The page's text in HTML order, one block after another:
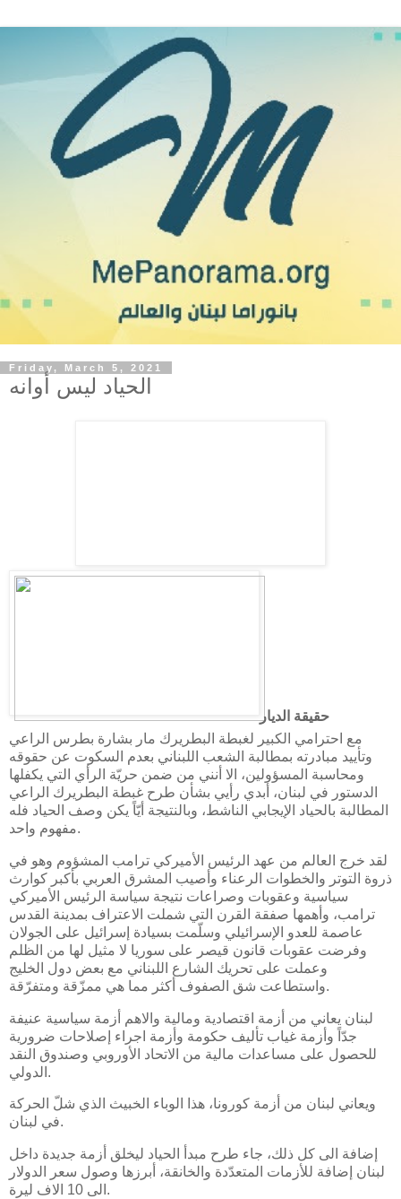
Friday, March 5, 2021
الحياد ليس أوانه
حقيقة الديار
مع احترامي الكبير لغبطة البطريرك مار بشارة بطرس الراعي
وتأييد مبادرته بمطالبة الشعب اللبناني بعدم السكوت عن حقوقه
ومحاسبة المسؤولين، الا أنني من ضمن حريّة الرأي التي يكفلها
الدستور في لبنان، أبدي رأيي بشأن طرح غبطة البطريرك الراعي
المطالبة بالحياد الإيجابي الناشط، وبالنتيجة أيّاً يكن وصف الحياد فله
مفهوم واحد.
لقد خرج العالم من عهد الرئيس الأميركي ترامب المشؤوم وهو في
ذروة التوتر والخطوات الرعناء وأصيب المشرق العربي بأكبر كوارث
سياسية وعقوبات وصراعات نتيجة سياسة الرئيس الأميركي
ترامب، وأهمها صفقة القرن التي شملت الاعتراف بمدينة القدس
عاصمة للعدو الإسرائيلي وسلّمت بسيادة إسرائيل على الجولان
وفرضت عقوبات قانون قيصر على سوريا لا مثيل لها من الظلم
وعملت على تحريك الشارع اللبناني مع بعض دول الخليج
واستطاعت شق الصفوف أكثر مما هي ممزّقة ومتفرّقة.
لبنان يعاني من أزمة اقتصادية ومالية والاهم أزمة سياسية عنيفة
جدّاً وأزمة غياب تأليف حكومة وأزمة اجراء إصلاحات ضرورية
للحصول على مساعدات مالية من الاتحاد الأوروبي وصندوق النقد
الدولي.
ويعاني لبنان من أزمة كورونا، هذا الوباء الخبيث الذي شلّ الحركة
في لبنان.
إضافة الى كل ذلك، جاء طرح مبدأ الحياد ليخلق أزمة جديدة داخل
لبنان إضافة للأزمات المتعدّدة والخانقة، أبرزها وصول سعر الدولار
الى 10 الاف ليرة.